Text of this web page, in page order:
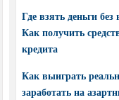
Где взять деньги
Как получить
кредита
Как выиграть
заработать на